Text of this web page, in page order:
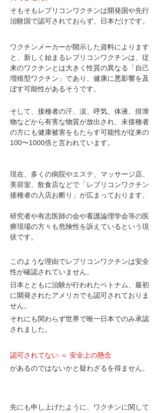
そもそもレプリコンワクチンは開発国や先行
治験国で認可されておらず、日本だけです。
ワクチンメーカーが開示した資料によります
と、新しく始まるレプリコンワクチンは、従
来のワクチンとは大きく性質の異なる「自己
増殖型ワクチン」であり、健康に悪影響を及
ぼす可能性があるそうです。
そして、接種者の汗、涙、呼気、体液、排泄
物などから有害な物質が放出され、未接種者
の方にも健康被害をもたらす可能性が従来の
100〜1000倍と言われています。
現在、多くの病院やエステ、マッサージ店、
美容室、飲食店などで「レプリコンワクチン
接種者の入店お断り」が広まっております。
研究者や有志医師の会や看護論理学会等の医
療現場の方々も危険性を訴えているという現
状です。
このような理由でレプリコンワクチンは安全
性が確認されていません。
日本とともに治験が行われたベトナム、最初
に開発されたアメリカでも認可されておりま
せん。
それにも関わらず世界で唯一日本でのみ承認
されました。
認可されてない ＝ 安全上の懸念
があるのではないかと疑わざるを得ません。
先にも申し上げたように、ワクチンに関して